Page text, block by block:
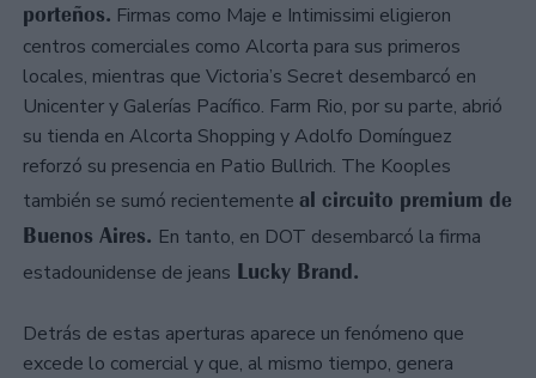
porteños. Firmas como Maje e Intimissimi eligieron
centros comerciales como Alcorta para sus primeros
locales, mientras que Victoria’s Secret desembarcó en
Unicenter y Galerías Pacífico. Farm Rio, por su parte, abrió
su tienda en Alcorta Shopping y Adolfo Domínguez
reforzó su presencia en Patio Bullrich. The Kooples
también se sumó recientemente al circuito premium de
Buenos Aires. En tanto, en DOT desembarcó la firma
estadounidense de jeans Lucky Brand.
Detrás de estas aperturas aparece un fenómeno que
excede lo comercial y que, al mismo tiempo, genera